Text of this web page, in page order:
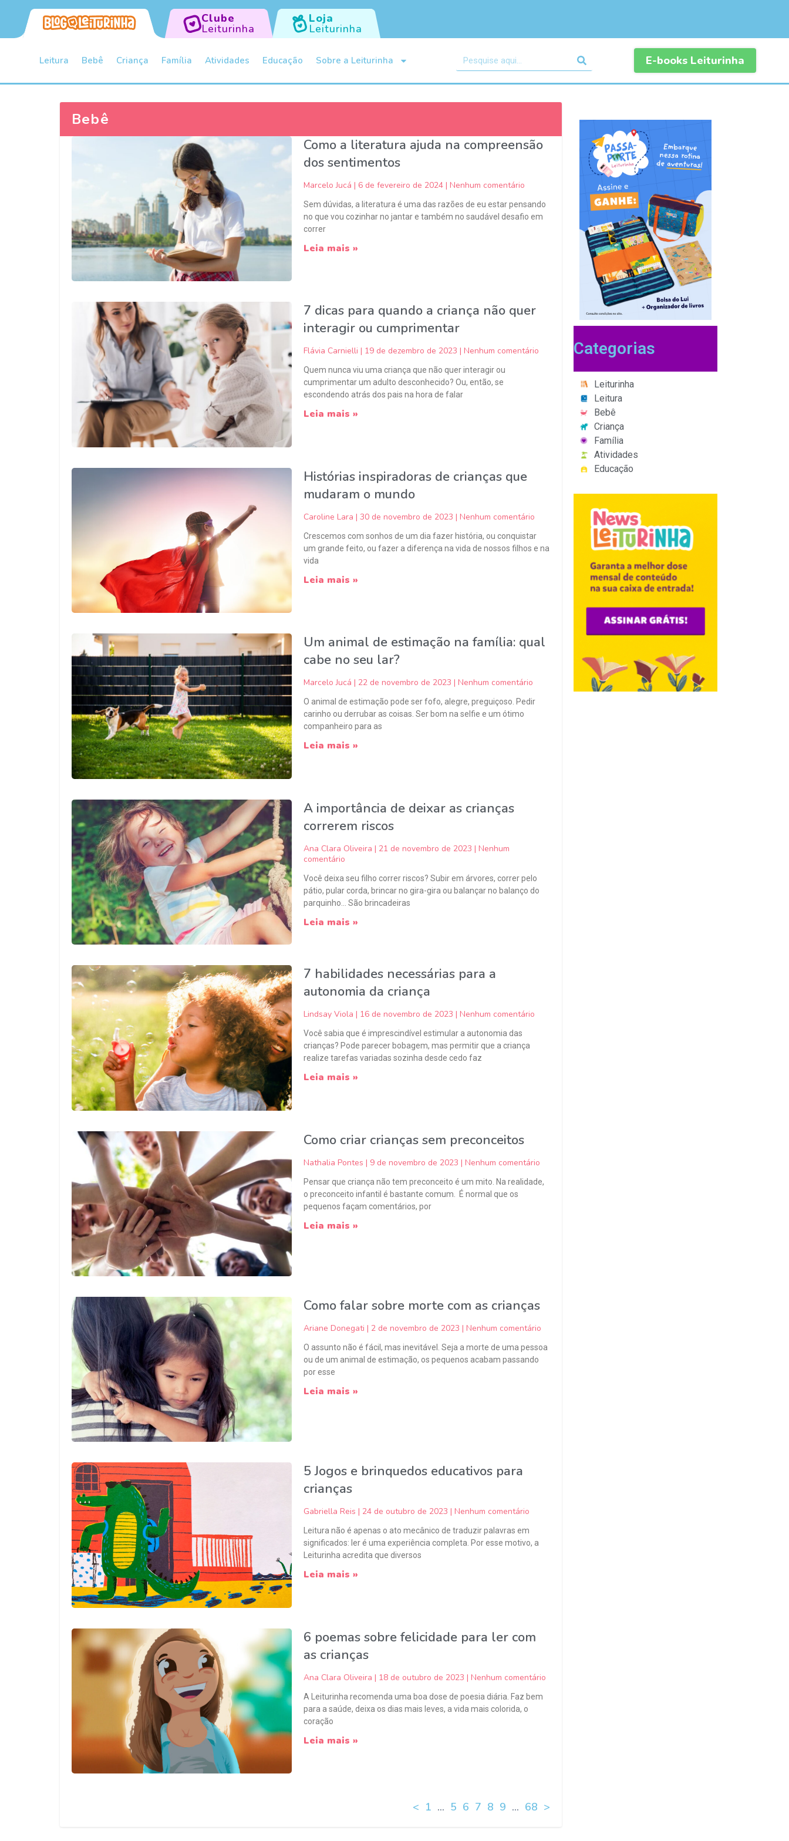
Clube
Leiturinha
Loja
Leiturinha
Leitura Bebê Criança Família Atividades Educação Sobre a Leiturinha E-books Leiturinha
Bebê
Como a literatura ajuda na compreensão
dos sentimentos
Marcelo Jucá 6 de fevereiro de 2024 Nenhum comentário
Sem dúvidas, a literatura é uma das razões de eu estar pensando
no que vou cozinhar no jantar e também no saudável desafio em
correr
Leia mais »
7 dicas para quando a criança não quer
interagir ou cumprimentar
Flávia Carnielli 19 de dezembro de 2023 Nenhum comentário
Quem nunca viu uma criança que não quer interagir ou
cumprimentar um adulto desconhecido? Ou, então, se
escondendo atrás dos pais na hora de falar
Leia mais »
Histórias inspiradoras de crianças que
mudaram o mundo
Caroline Lara 30 de novembro de 2023 Nenhum comentário
Crescemos com sonhos de um dia fazer história, ou conquistar
um grande feito, ou fazer a diferença na vida de nossos filhos e na
vida
Leia mais »
Um animal de estimação na família: qual
cabe no seu lar?
Marcelo Jucá 22 de novembro de 2023 Nenhum comentário
O animal de estimação pode ser fofo, alegre, preguiçoso. Pedir
carinho ou derrubar as coisas. Ser bom na selfie e um ótimo
companheiro para as
Leia mais »
A importância de deixar as crianças
correrem riscos
Ana Clara Oliveira 21 de novembro de 2023
Nenhum
comentário
Você deixa seu filho correr riscos? Subir em árvores, correr pelo
pátio, pular corda, brincar no gira-gira ou balançar no balanço do
parquinho… São brincadeiras
Leia mais »
7 habilidades necessárias para a
autonomia da criança
Lindsay Viola 16 de novembro de 2023 Nenhum comentário
Você sabia que é imprescindível estimular a autonomia das
crianças? Pode parecer bobagem, mas permitir que a criança
realize tarefas variadas sozinha desde cedo faz
Leia mais »
Como criar crianças sem preconceitos
Nathalia Pontes 9 de novembro de 2023 Nenhum comentário
Pensar que criança não tem preconceito é um mito. Na realidade,
o preconceito infantil é bastante comum. É normal que os
pequenos façam comentários, por
Leia mais »
Como falar sobre morte com as crianças
Ariane Donegati 2 de novembro de 2023 Nenhum comentário
O assunto não é fácil, mas inevitável. Seja a morte de uma pessoa
ou de um animal de estimação, os pequenos acabam passando
por esse
Leia mais »
5 Jogos e brinquedos educativos para
crianças
Gabriella Reis 24 de outubro de 2023 Nenhum comentário
Leitura não é apenas o ato mecânico de traduzir palavras em
significados: ler é uma experiência completa. Por esse motivo, a
Leiturinha acredita que diversos
Leia mais »
6 poemas sobre felicidade para ler com
as crianças
Ana Clara Oliveira 18 de outubro de 2023 Nenhum comentário
A Leiturinha recomenda uma boa dose de poesia diária. Faz bem
para a saúde, deixa os dias mais leves, a vida mais colorida, o
coração
Leia mais »
< 1 … 5 6 7 8 9 … 68 >
Categorias
Leiturinha
Leitura
Bebê
Criança
Família
Atividades
Educação